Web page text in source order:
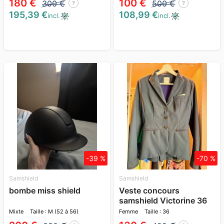
180 € 300 € ?
195,39 €incl.
100 € 500 € ?
108,99 €incl.
Samshield
bombe miss shield
Mixte Taille : M (52 à 56)
-39 %
Samshield
Veste concours
samshield Victorine 36
bleu marine
Femme Taille : 36
-70 %